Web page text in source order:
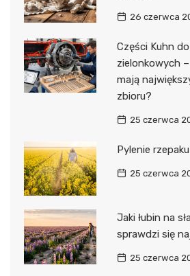
26 czerwca
Części Kuhn
zielonkowych
mają
zbioru?
25 czerwca
Pylenie
25 czerwca
Jaki łubin na
sprawdzi się
25 czerwca